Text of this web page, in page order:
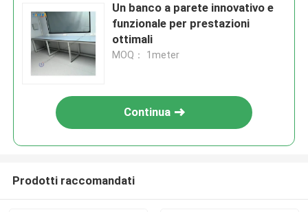
Un banco a parete innovativo e
funzionale per prestazioni
ottimali
MOQ： 1meter
Continua
Prodotti raccomandati